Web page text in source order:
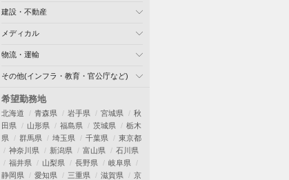
建設・不動産
メディカル
物流・運輸
その他(インフラ・教育・官公庁など)
希望勤務地
北海道 青森県 岩手県 宮城県
秋
田県
山形県 福島県 茨城県
栃木
県
群馬県 埼玉県 千葉県
東京都
神奈川県
新潟県 富山県
石川県
福井県
山梨県 長野県
岐阜県
静岡県
愛知県 三重県 滋賀県
京